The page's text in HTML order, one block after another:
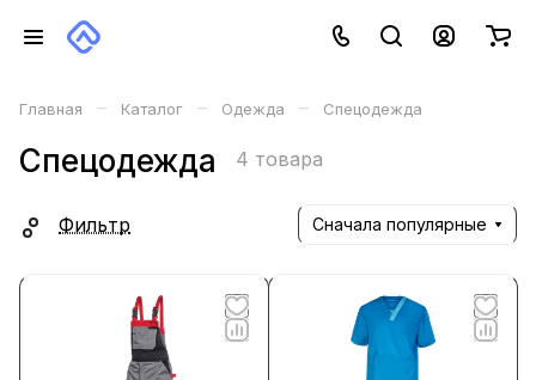
Главная – Каталог – Одежда – Спецодежда
Спецодежда 4 товара
Фильтр Сначала популярные